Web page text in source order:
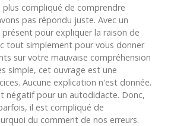
compliqué de comprendre
pas répondu juste. Avec un
pour expliquer la raison de
tout simplement pour vous donner
sur votre mauvaise compréhension
simple, cet ouvrage est une
Aucune explication n'est donnée.
négatif pour un autodidacte. Donc,
il est compliqué de
du comment de nos erreurs.